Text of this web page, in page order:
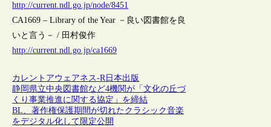
http://current.ndl.go.jp/node/8451
CA1669 – Library of the Year －良い図書館を良
いと言う－ / 田村俊作
http://current.ndl.go.jp/ca1669
カレントアウェアネス-R日本出版
静岡県立中央図書館など4機関が「文化の丘づ
くり事業推進に関する協定」を締結
BL、著作権保護期間が切れたクラシック音楽
をデジタル化して限定公開